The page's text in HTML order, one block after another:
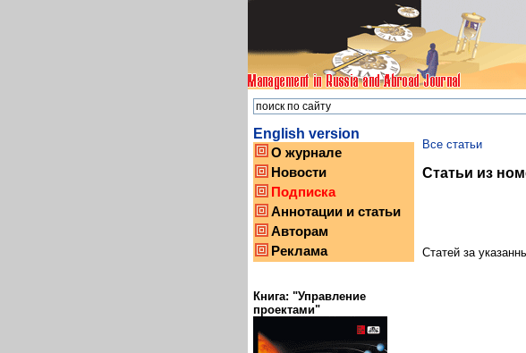
English version
О журнале
Новости
Подписка
Аннотации и статьи
Авторам
Реклама
Книга: "Управление
проектами"
Все статьи
Статьи из
Статей за